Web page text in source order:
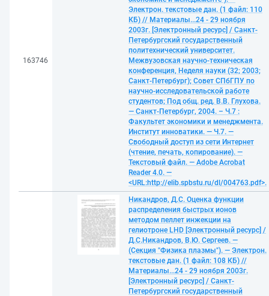
163746
Электрон. текстовые дан. (1 файл: 110
КБ) // Материалы...24 - 29 ноября
2003г. [Электронный ресурс] / Санкт-
Петербургский государственный
политехнический университет.
Межвузовская научно-техническая
конференция, Неделя науки (32; 2003;
Санкт-Петербург); Совет СПбГПУ по
научно-исследовательской работе
студентов; Под общ. ред. В.В. Глухова.
— Санкт-Петербург, 2004. – Ч.7 :
Факультет экономики и менеджмента.
Институт инноватики. — Ч.7. —
Свободный доступ из сети Интернет
(чтение, печать, копирование). —
Текстовый файл. — Adobe Acrobat
Reader 4.0. —
<URL:http://elib.spbstu.ru/dl/004763.pdf>.
Никандров, Д.С. Оценка функции
распределения быстрых ионов
методом пеллет инжекции на
гелиотроне LHD [Электронный ресурс] /
Д.С.Никандров, В.Ю. Сергеев. —
(Секция "Физика плазмы"). — Электрон.
текстовые дан. (1 файл: 108 КБ) //
Материалы...24 - 29 ноября 2003г.
[Электронный ресурс] / Санкт-
Петербургский государственный